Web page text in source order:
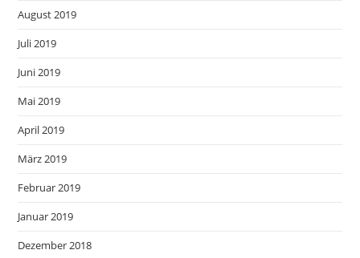
August 2019
Juli 2019
Juni 2019
Mai 2019
April 2019
März 2019
Februar 2019
Januar 2019
Dezember 2018